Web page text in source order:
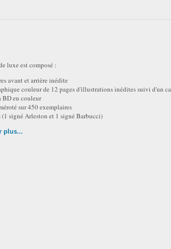
luxe est composé :
avant et arrière inédite
couleur de 12 pages d'illustrations inédites suivi d'un
BD en couleur
sur 450 exemplaires
signé Arleston et 1 signé Barbucci)
plus...